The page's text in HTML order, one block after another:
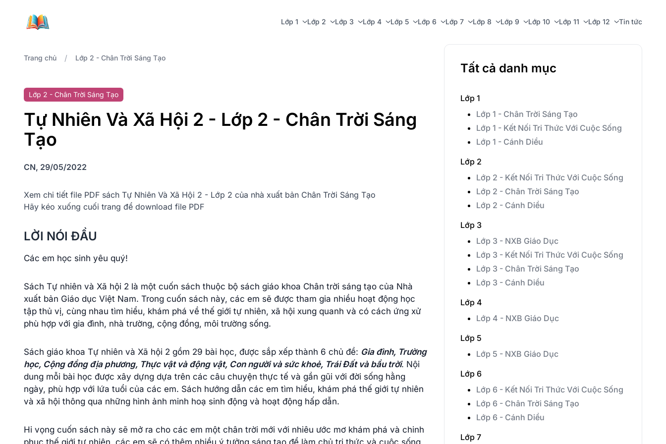
Lớp 1 Lớp 2 Lớp 3 Lớp 4 Lớp 5 Lớp 6 Lớp 7 Lớp 8 Lớp 9 Lớp 10 Lớp 11 Lớp 12 Tin tức
Trang chủ / Lớp 2 - Chân Trời Sáng Tạo
Lớp 2 - Chân Trời Sáng Tạo
Tự Nhiên Và Xã Hội 2 - Lớp 2 - Chân Trời Sáng
Tạo
CN, 29/05/2022
Xem chi tiết file PDF sách Tự Nhiên Và Xã Hội 2 - Lớp 2 của nhà xuất bản Chân Trời Sáng Tạo
Hãy kéo xuống cuối trang để download file PDF
LỜI NÓI ĐẦU
Các em học sinh yêu quý!
Sách Tự nhiên và Xã hội 2 là một cuốn sách thuộc bộ sách giáo khoa Chân trời sáng tạo của Nhà
xuất bản Giáo dục Việt Nam. Trong cuốn sách này, các em sẽ được tham gia nhiều hoạt động học
tập thủ vị, cùng nhau tìm hiểu, khám phá về thế giới tự nhiên, xã hội xung quanh và có cách ứng xử
phù hợp với gia đình, nhà trường, cộng đồng, môi trường sống.
Sách giáo khoa Tự nhiên và Xã hội 2 gồm 29 bài học, được sắp xếp thành 6 chủ đề: Gia đình, Trường
học, Cộng đồng địa phương, Thực vật và động vật, Con người và sức khoẻ, Trái Đất và bầu trời. Nội
dung mỗi bài học được xây dựng dựa trên các câu chuyện thực tế và gần gũi với đời sống hằng
ngày, phù hợp với lứa tuổi của các em. Sách hướng dẫn các em tìm hiểu, khám phá thế giới tự nhiên
và xã hội thông qua những hình ảnh minh hoạ sinh động và hoạt động hấp dẫn.
Hi vọng cuốn sách này sẽ mở ra cho các em một chân trời mới với nhiêu ước mơ khám phá và chinh
phục thế giới tự nhiên, các em sẽ có thêm nhiều ý tưởng sáng tạo để làm chủ tri thức và cuộc sống
Tất cả danh mục
Lớp 1
Lớp 1 - Chân Trời Sáng Tạo
Lớp 1 - Kết Nối Tri Thức Với Cuộc Sống
Lớp 1 - Cánh Diều
Lớp 2
Lớp 2 - Kết Nối Tri Thức Với Cuộc Sống
Lớp 2 - Chân Trời Sáng Tạo
Lớp 2 - Cánh Diều
Lớp 3
Lớp 3 - NXB Giáo Dục
Lớp 3 - Kết Nối Tri Thức Với Cuộc Sống
Lớp 3 - Chân Trời Sáng Tạo
Lớp 3 - Cánh Diều
Lớp 4
Lớp 4 - NXB Giáo Dục
Lớp 5
Lớp 5 - NXB Giáo Dục
Lớp 6
Lớp 6 - Kết Nối Tri Thức Với Cuộc Sống
Lớp 6 - Chân Trời Sáng Tạo
Lớp 6 - Cánh Diều
Lớp 7